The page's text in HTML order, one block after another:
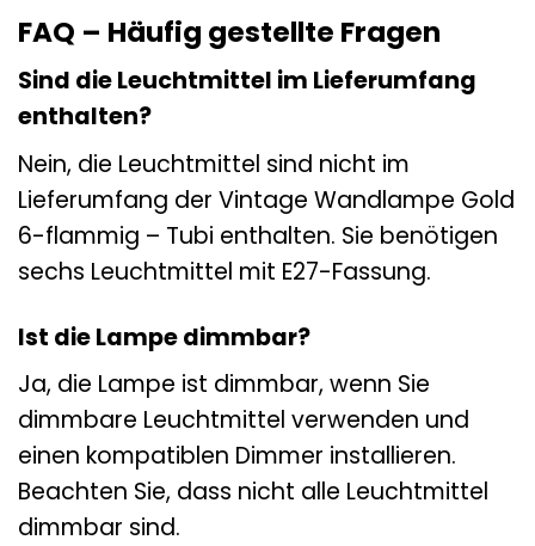
FAQ – Häufig gestellte Fragen
Sind die Leuchtmittel im Lieferumfang
enthalten?
Nein, die Leuchtmittel sind nicht im
Lieferumfang der Vintage Wandlampe Gold
6-flammig – Tubi enthalten. Sie benötigen
sechs Leuchtmittel mit E27-Fassung.
Ist die Lampe dimmbar?
Ja, die Lampe ist dimmbar, wenn Sie
dimmbare Leuchtmittel verwenden und
einen kompatiblen Dimmer installieren.
Beachten Sie, dass nicht alle Leuchtmittel
dimmbar sind.